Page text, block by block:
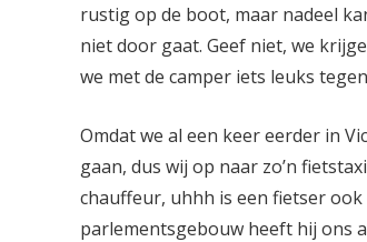
rustig op de boot, maar nadeel
niet door gaat. Geef niet, we
we met de camper iets leuks
Omdat we al een keer eerder in
gaan, dus wij op naar zo’n
chauffeur, uhhh is een fietser
parlementsgebouw heeft hij ons